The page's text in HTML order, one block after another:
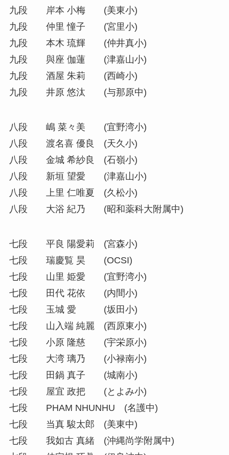
九段 岸本 小梅 (美東小)
九段 仲里 憧子 (宮里小)
九段 本木 琉輝 (仲井真小)
九段 與座 伽蓮 (津嘉山小)
九段 酒屋 朱莉 (西崎小)
九段 井原 悠汰 (与那原中)
八段 嶋 菜々美 (宜野湾小)
八段 渡名喜 優良 (天久小)
八段 金城 希紗良 (石嶺小)
八段 新垣 望愛 (津嘉山小)
八段 上里 仁唯夏 (久松小)
八段 大浴 紀乃 (昭和薬科大附属中)
七段 平良 陽愛莉 (宮森小)
七段 瑞慶覧 昊 (OCSI)
七段 山里 姫愛 (宜野湾小)
七段 田代 花依 (内間小)
七段 玉城 愛 (坂田小)
七段 山入端 純麗 (西原東小)
七段 小原 隆慈 (宇栄原小)
七段 大湾 璃乃 (小禄南小)
七段 田鍋 真子 (城南小)
七段 屋宜 政把 (とよみ小)
七段 PHAM NHUNHU (名護中)
七段 当真 駿太郎 (美東中)
七段 我如古 真緒 (沖縄尚学附属中)